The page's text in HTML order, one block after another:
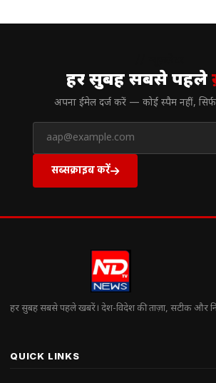
हर सुबह सबसे पहले
अपना ईमेल दर्ज करें — कोई स्पैम नहीं,
सब्सक्राइब करें
हर सुबह सबसे पहले खबरें। देश-विदेश की ताज़ा, सटीक और
QUICK LINKS